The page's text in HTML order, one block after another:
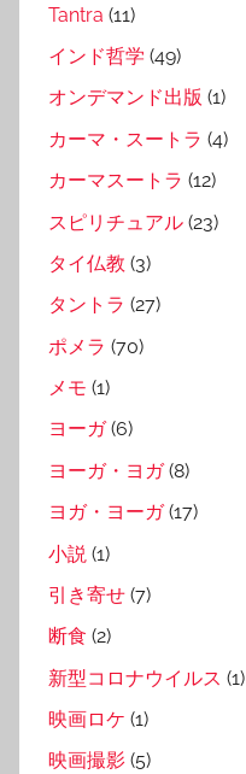
Tantra (11)
インド哲学 (49)
オンデマンド出版 (1)
カーマ・スートラ (4)
カーマスートラ (12)
スピリチュアル (23)
タイ仏教 (3)
タントラ (27)
ポメラ (70)
メモ (1)
ヨーガ(6)
ヨーガ・ヨガ(8)
ヨガ・ヨーガ(17)
小説 (1)
引き寄せ (7)
断食 (2)
新型コロナウイルス (1)
映画ロケ (1)
映画撮影 (5)